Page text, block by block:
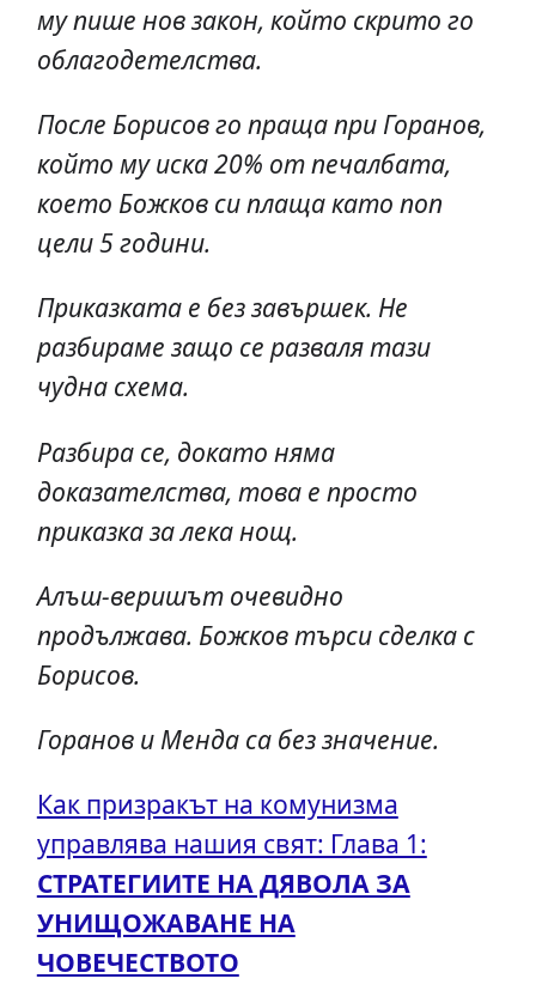
му пише нов закон, който скрито го
облагодетелства.
После Борисов го праща при Горанов,
който му иска 20% от печалбата,
което Божков си плаща като поп
цели 5 години.
Приказката е без завършек. Не
разбираме защо се разваля тази
чудна схема.
Разбира се, докато няма
доказателства, това е просто
приказка за лека нощ.
Алъш-веришът очевидно
продължава. Божков търси сделка с
Борисов.
Горанов и Менда са без значение.
Как призракът на комунизма
управлява нашия свят: Глава 1:
СТРАТЕГИИТЕ НА ДЯВОЛА ЗА
УНИЩОЖАВАНЕ НА
ЧОВЕЧЕСТВОТО